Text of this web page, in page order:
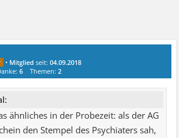
• Mitglied seit:04.09.2018
6 Themen:2
ähnliches in der Probezeit: als der AG
den Stempel des Psychiaters sah,